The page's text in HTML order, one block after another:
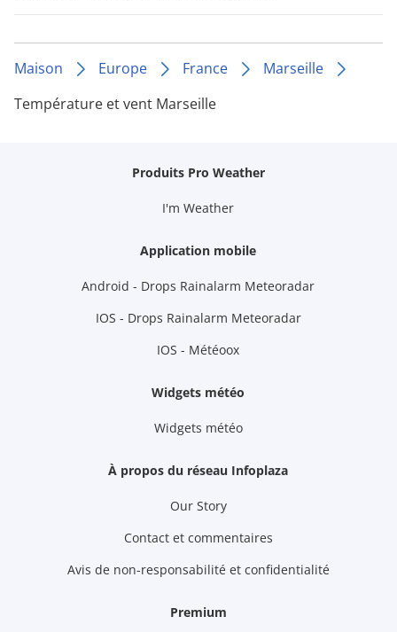
Maison Europe France
Marseille
Température et vent Marseille
Produits Pro Weather
I'm Weather
Application mobile
Android - Drops Rainalarm Meteoradar
IOS - Drops Rainalarm Meteoradar
IOS - Météoox
Widgets météo
Widgets météo
À propos du réseau Infoplaza
Our Story
Contact et commentaires
Avis de non-responsabilité et confidentialité
Premium